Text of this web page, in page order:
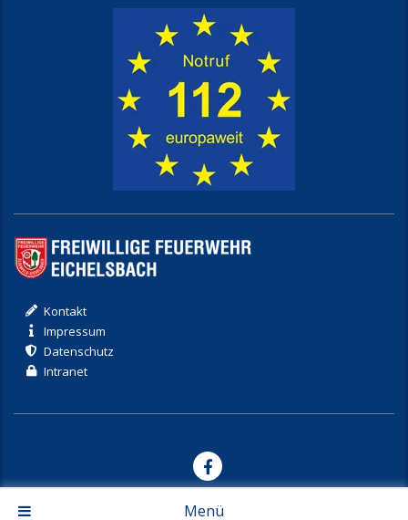
Kontakt
Impressum
Datenschutz
Intranet
© 2017-2026 Freiwillige Feuerwehr Eichelsbach
Menü